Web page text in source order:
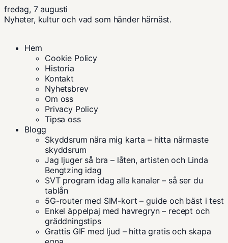
fredag, 7 augusti
Nyheter, kultur och vad som händer härnäst.
Hem
Cookie Policy
Historia
Kontakt
Nyhetsbrev
Om oss
Privacy Policy
Tipsa oss
Blogg
Skyddsrum nära mig karta – hitta närmaste
skyddsrum
Jag ljuger så bra – låten, artisten och Linda
Bengtzing idag
SVT program idag alla kanaler – så ser du
tablån
5G-router med SIM-kort – guide och bäst i test
Enkel äppelpaj med havregryn – recept och
gräddningstips
Grattis GIF med ljud – hitta gratis och skapa